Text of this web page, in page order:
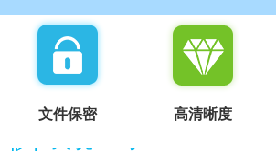
文件保密 高清晰度